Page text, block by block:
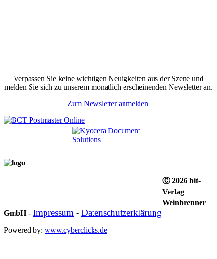
Verpassen Sie keine wichtigen Neuigkeiten aus der Szene und
melden Sie sich zu unserem monatlich erscheinenden Newsletter an.
Zum Newsletter anmelden
Ⓒ 2026 bit-
Verlag
Weinbrenner
GmbH- Impressum - Datenschutzerklärung
Powered by: www.cyberclicks.de